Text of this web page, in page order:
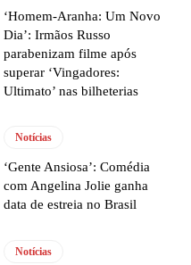
‘Homem-Aranha: Um Novo
Dia’: Irmãos Russo
parabenizam filme após
superar ‘Vingadores:
Ultimato’ nas bilheterias
Notícias
‘Gente Ansiosa’: Comédia
com Angelina Jolie ganha
data de estreia no Brasil
Notícias